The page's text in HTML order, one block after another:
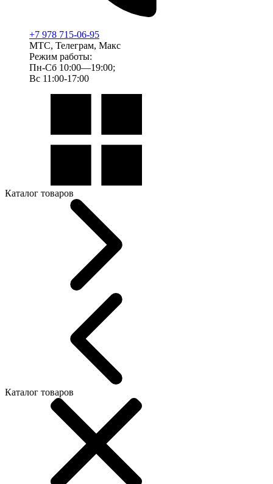
+7 978 715-06-95
МТС, Телеграм, Макс
Режим работы:
Пн-Сб 10:00—19:00;
Вс 11:00-17:00
Каталог товаров
Каталог товаров